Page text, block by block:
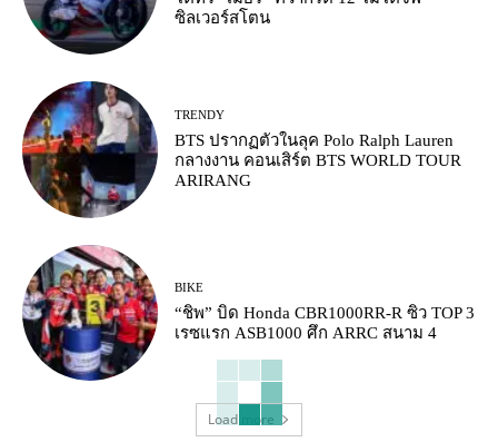
ซิลเวอร์สโตน
TRENDY
BTS ปรากฏตัวในลุค Polo Ralph Lauren
กลางงาน คอนเสิร์ต BTS WORLD TOUR
ARIRANG
BIKE
“ชิพ” บิด Honda CBR1000RR-R ซิว TOP 3
เรซแรก ASB1000 ศึก ARRC สนาม 4
Load more